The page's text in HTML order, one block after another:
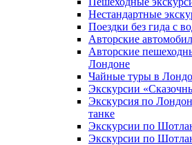
Нестандартные
Поездки без гида с
Авторские
Авторские
Лондоне
Чайные туры в
Экскурсии
Экскурсия по
танке
Экскурсии по
Экскурсии по